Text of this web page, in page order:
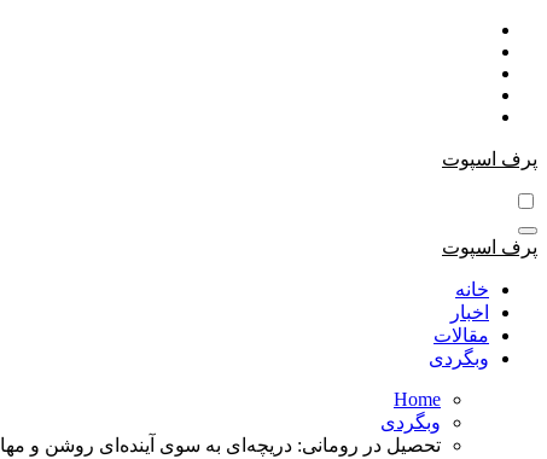
Skip
content
پرف اسپوت
پرف اسپوت
خانه
اخبار
مقالات
وبگردی
Home
وبگردی
تحصیل در رومانی: دریچه‌ای به سوی آینده‌ای روشن و